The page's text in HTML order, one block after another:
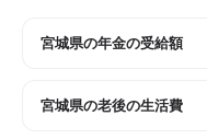
宮城県の年金の受給額
宮城県の老後の生活費